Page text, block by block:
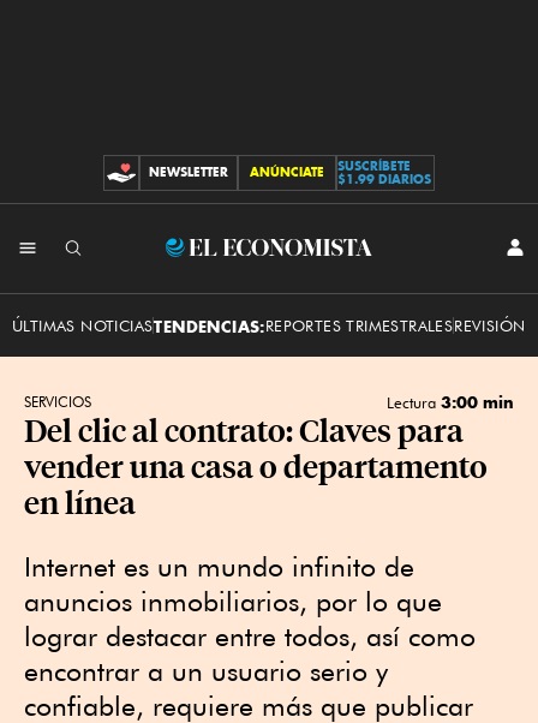
CONTRIBUCIONES
NEWSLETTER ANÚNCIATE
SUSCRÍBETE
$1.99 DIARIOS
El
ÚLTIMAS NOTICIASTENDENCIAS:REPORTES TRIMESTRALESREVISIÓN
SERVICIOS Lectura 3:00 min
Del clic al contrato: Claves para
vender una casa o departamento
en línea
Internet es un mundo infinito de
anuncios inmobiliarios, por lo que
lograr destacar entre todos, así como
encontrar a un usuario serio y
confiable, requiere más que publicar